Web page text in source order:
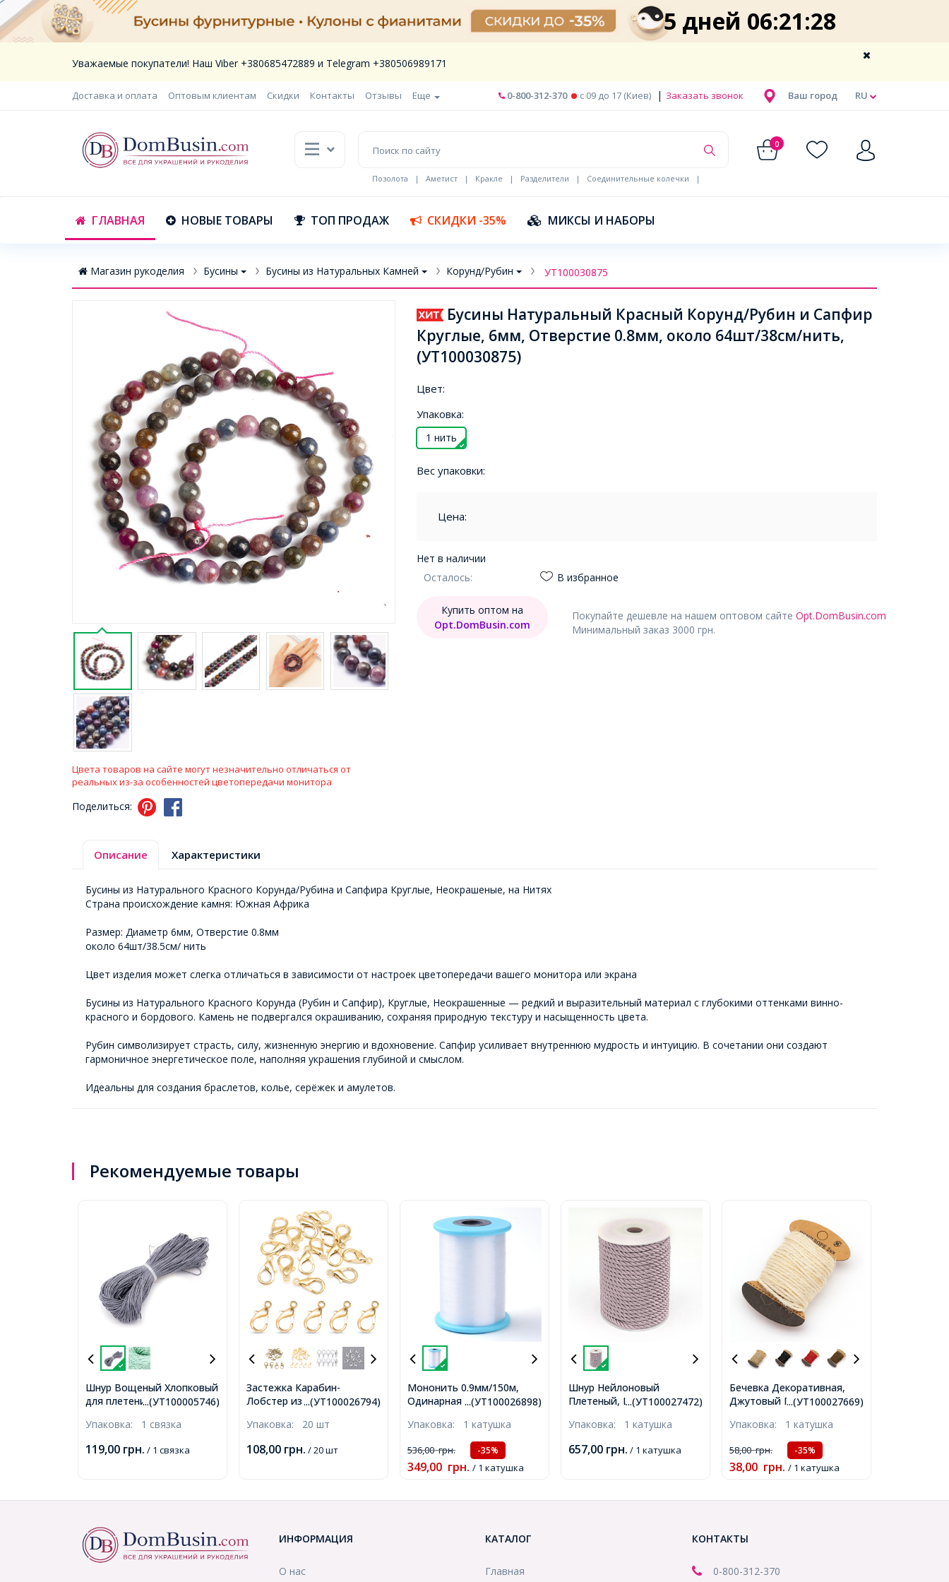
5 дней 06:21:28
Уважаемые покупатели! Наш Viber +380685472889 и Telegram +380506989171
Доставка и оплата Оптовым клиентам Скидки Контакты Отзывы Еще RU
Ваш город
0-800-312-370 c 09 до 17 (Киев) | Заказать звонок
0
Позолота | Аметист | Кракле | Разделители | Соединительные колечки
|
ГЛАВНАЯ НОВЫЕ ТОВАРЫ ТОП ПРОДАЖ СКИДКИ -35% МИКСЫ И НАБОРЫ
Магазин рукоделия Бусины Бусины из Натуральных Камней Корунд/Рубин УТ100030875
Цвета товаров на сайте могут незначительно отличаться от
реальных из-за особенностей цветопередачи монитора
Поделиться:
Бусины Натуральный Красный Корунд/Рубин и Сапфир
Круглые, 6мм, Отверстие 0.8мм, около 64шт/38см/нить,
(УТ100030875)
Цвет:
Упаковка:
1 нить
Вес упаковки:
Цена:
Нет в наличии
Осталось:
В избранное
Покупайте дешевле на нашем оптовом сайте Opt.DomBusin.com
Минимальный заказ 3000 грн.
Купить оптом на
Opt.DomBusin.com
Описание Характеристики
Бусины из Натурального Красного Корунда/Рубина и Сапфира Круглые, Неокрашеные, на Нитях
Страна происхождение камня: Южная Африка
Размер: Диаметр 6мм, Отверстие 0.8мм
около 64шт/38.5см/ нить
Цвет изделия может слегка отличаться в зависимости от настроек цветопередачи вашего монитора или экрана
Бусины из Натурального Красного Корунда (Рубин и Сапфир), Круглые, Неокрашенные — редкий и выразительный материал с глубокими оттенками винно-
красного и бордового. Камень не подвергался окрашиванию, сохраняя природную текстуру и насыщенность цвета.
Рубин символизирует страсть, силу, жизненную энергию и вдохновение. Сапфир усиливает внутреннюю мудрость и интуицию. В сочетании они создают
гармоничное энергетическое поле, наполняя украшения глубиной и смыслом.
Идеальны для создания браслетов, колье, серёжек и амулетов.
Рекомендуемые товары
...(УТ100005746)
Шнур Вощеный Хлопковый
для плетения, Макраме и
около 60-65м/связка,
Упаковка: 1 связка
119,00 грн. / 1 связка
...(УТ100026794)
Застежка Карабин-
Лобстер из Сплава,
Отверстие 2мм,
Упаковка: 20 шт
108,00 грн. / 20 шт
...(УТ100026898)
Мононить 0.9мм/150м,
Одинарная тонкая Леска,
около 150м/катушка,
(УТ100026898)
Упаковка: 1 катушка
536,00грн. -35%
349,00 грн. / 1 катушка
...(УТ100027472)
Шнур Нейлоновый
Плетеный, Цвет: Светло-
5мм, 16м/катушка,
Упаковка: 1 катушка
657,00 грн. / 1 катушка
...(УТ100027669)
Бечевка Декоративная,
Джутовый Пеньковый
Цвет: Белый, Размер: 2мм,
около 10м/катушка,
(УТ100027669)
Упаковка: 1 катушка
58,00грн. -35%
38,00 грн. / 1 катушка
ИНФОРМАЦИЯ
О нас
КАТАЛОГ
Главная
КОНТАКТЫ
0-800-312-370